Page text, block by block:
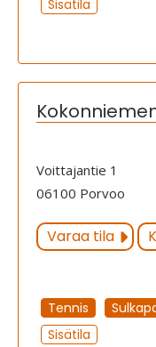
Sisätila
Voittajantie 1
06100 Porvoo
Varaa tila
Tennis
Sisätila